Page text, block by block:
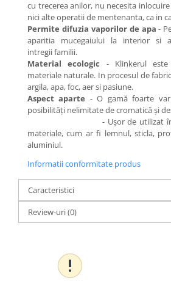
cu trecerea anilor, nu necesita
nici alte operatii de mentenanta, ca in
Permite difuzia vaporilor de apa -
aparitia mucegaiului la interior si
intregii familii.
Material ecologic - Klinkerul
materiale naturale. In procesul de
argila, apa, foc, aer si pasiune.
Aspect aparte - O gamă foarte
posibilităţi nelimitate de cromatică şi
- Ușor de utilizat în
materiale, cum ar fi lemnul, sticla,
aluminiul.
Informatii conformitate produs
Caracteristici
Review-uri(0)